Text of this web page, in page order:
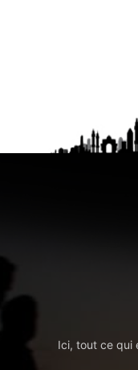
Ici, tout ce qui